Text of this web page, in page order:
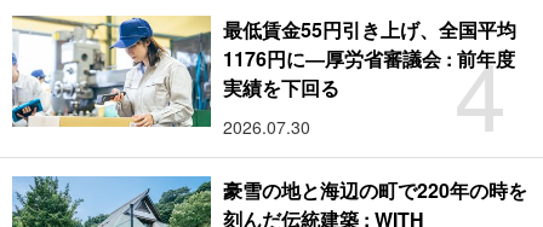
4
最低賃金55円引き上げ、全国平均
1176円に―厚労省審議会 : 前年度
実績を下回る
2026.07.30
豪雪の地と海辺の町で220年の時を
刻んだ伝統建築 : WITH